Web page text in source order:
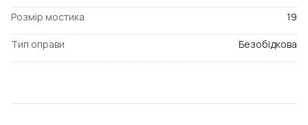
Розмір мостика 19
Тип оправи Безобідкова